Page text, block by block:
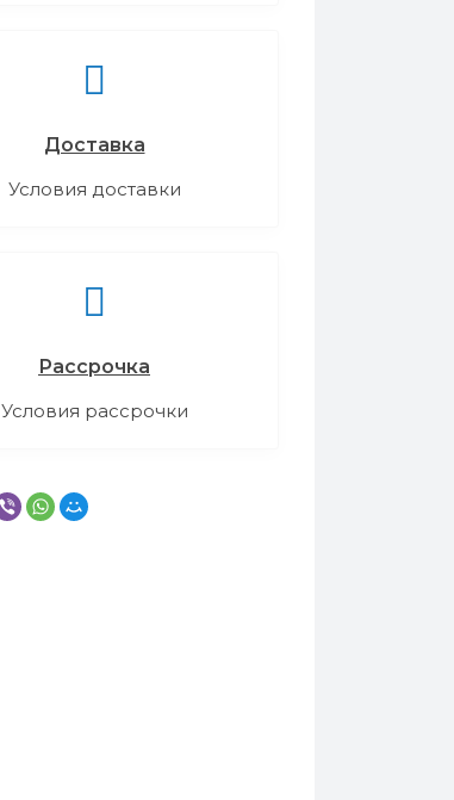
Доставка
Условия доставки
Рассрочка
Условия рассрочки